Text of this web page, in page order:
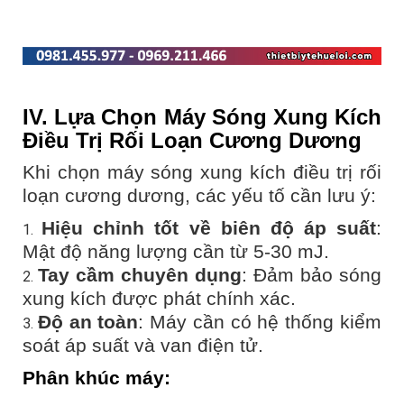
IV. Lựa Chọn Máy Sóng Xung Kích
Điều Trị Rối Loạn Cương Dương
Khi chọn máy sóng xung kích điều trị rối
loạn cương dương, các yếu tố cần lưu ý:
Hiệu chỉnh tốt về biên độ áp suất:
Mật độ năng lượng cần từ 5-30 mJ.
Tay cầm chuyên dụng: Đảm bảo sóng
xung kích được phát chính xác.
Độ an toàn: Máy cần có hệ thống kiểm
soát áp suất và van điện tử.
Phân khúc máy: